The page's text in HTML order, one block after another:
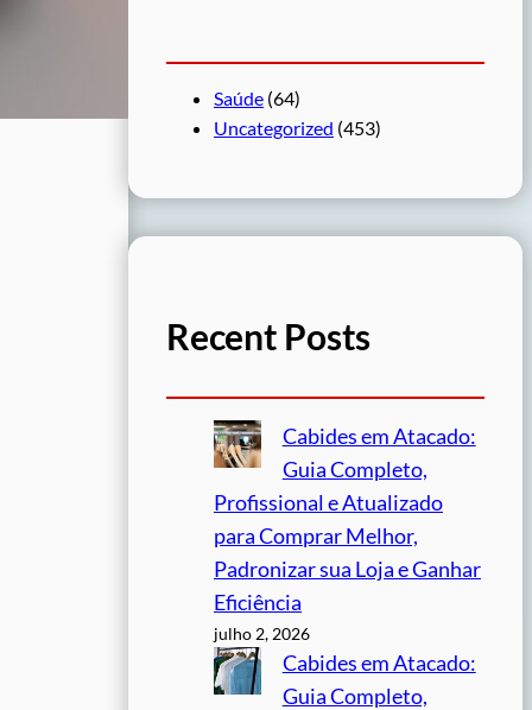
Saúde (64)
Uncategorized (453)
Recent Posts
Cabides em Atacado:
Guia Completo,
Profissional e Atualizado
para Comprar Melhor,
Padronizar sua Loja e Ganhar
Eficiência
julho 2, 2026
Cabides em Atacado:
Guia Completo,